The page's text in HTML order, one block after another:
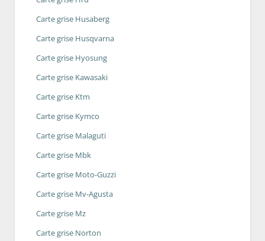
Carte grise Husaberg
Carte grise Husqvarna
Carte grise Hyosung
Carte grise Kawasaki
Carte grise Ktm
Carte grise Kymco
Carte grise Malaguti
Carte grise Mbk
Carte grise Moto-Guzzi
Carte grise Mv-Agusta
Carte grise Mz
Carte grise Norton